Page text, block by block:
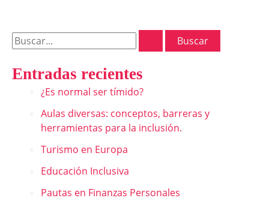
Entradas recientes
¿Es normal ser tímido?
Aulas diversas: conceptos, barreras y
herramientas para la inclusión.
Turismo en Europa
Educación Inclusiva
Pautas en Finanzas Personales